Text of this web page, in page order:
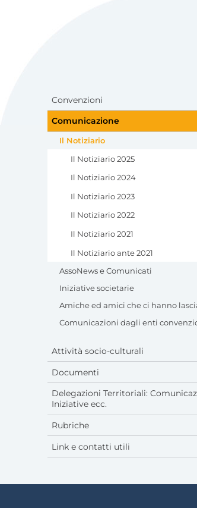
Convenzioni
Comunicazione
Il Notiziario
Il Notiziario 2025
Il Notiziario 2024
Il Notiziario 2023
Il Notiziario 2022
Il Notiziario 2021
Il Notiziario ante 2021
AssoNews e Comunicati
Iniziative societarie
Amiche ed amici che ci hanno
Comunicazioni dagli enti
Attività socio-culturali
Documenti
Delegazioni Territoriali:
Iniziative ecc.
Rubriche
Link e contatti utili